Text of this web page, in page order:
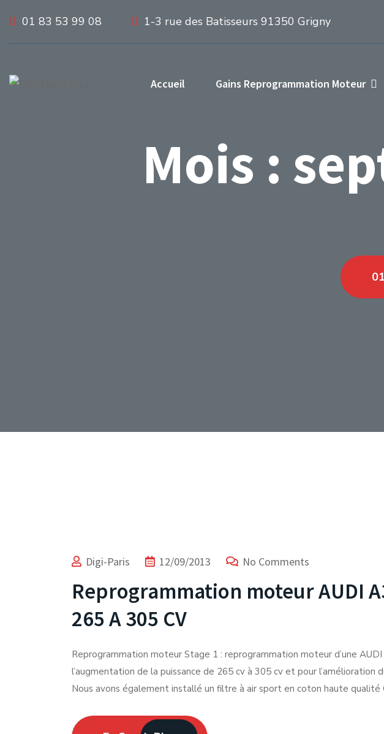
01 83 53 99 08 1-3 rue des Batisseurs 91350 Grigny
Accueil Gains Reprogrammation Moteur
Mois :
Digi-Paris 12/09/2013 No Comments
Reprogrammation moteur AUDI
265 A 305 CV
Reprogrammation moteur Stage 1 : reprogrammation moteur d’une
l’augmentation de la puissance de 265 cv à 305 cv et pour l’amélioration
Nous avons également installé un filtre à air sport en coton haute qualité